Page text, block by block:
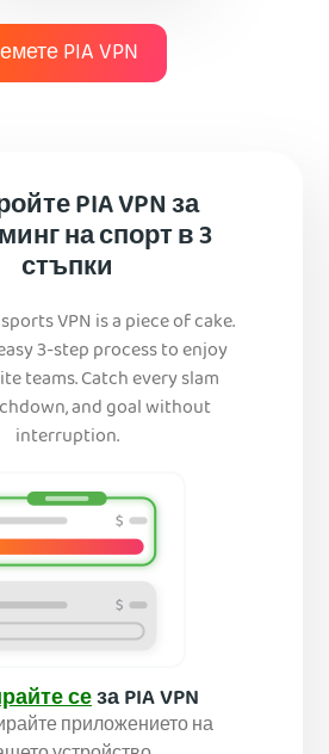
PIA VPN
PIA VPN за
на спорт в 3
стъпки
VPN is a piece of cake.
3-step process to enjoy
teams. Catch every slam
and goal without
interruption.
сеза PIA VPN
приложението на